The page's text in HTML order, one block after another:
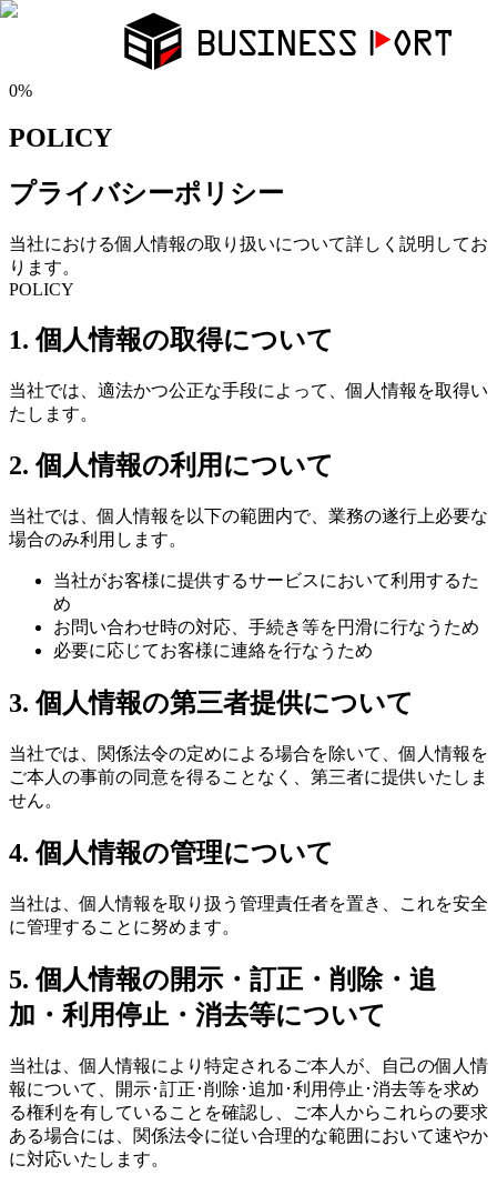
0%
POLICY
プライバシーポリシー
当社における個人情報の取り扱いについて詳しく説明してお
ります。
POLICY
1. 個人情報の取得について
当社では、適法かつ公正な手段によって、個人情報を取得い
たします。
2. 個人情報の利用について
当社では、個人情報を以下の範囲内で、業務の遂行上必要な
場合のみ利用します。
当社がお客様に提供するサービスにおいて利用するた
め
お問い合わせ時の対応、手続き等を円滑に行なうため
必要に応じてお客様に連絡を行なうため
3. 個人情報の第三者提供について
当社では、関係法令の定めによる場合を除いて、個人情報を
ご本人の事前の同意を得ることなく、第三者に提供いたしま
せん。
4. 個人情報の管理について
当社は、個人情報を取り扱う管理責任者を置き、これを安全
に管理することに努めます。
5. 個人情報の開示・訂正・削除・追
加・利用停止・消去等について
当社は、個人情報により特定されるご本人が、自己の個人情
報について、開示･訂正･削除･追加･利用停止･消去等を求め
る権利を有していることを確認し、ご本人からこれらの要求
ある場合には、関係法令に従い合理的な範囲において速やか
に対応いたします。